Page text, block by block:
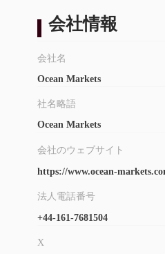
規制されていないブローカ
を引き起こす可能性があり
ていないブローカーは、価
め、トレーダーは規制され
長所と短所
点を提供します。このブロ
し、トレーダーが自分の好
Ocean Markets彼らの高いレ
しているため、トレーダー
会社情報
会社名
Ocean Markets
社名略語
Ocean Markets
会社のウェブサイト
https://www.ocean-
法人電話番号
+44-161-7681504
X